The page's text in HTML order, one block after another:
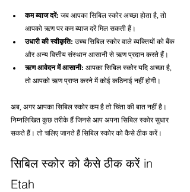
कम ब्याज दरें: जब आपका सिबिल स्कोर अच्छा होता है, तो
आपको ऋण पर कम ब्याज दरें मिल सकती हैं।
उधारी की स्वीकृति: उच्च सिबिल स्कोर वाले व्यक्तियों को बैंक
और अन्य वित्तीय संस्थान आसानी से ऋण प्रदान करते हैं।
ऋण आवेदन में आसानी: आपका सिबिल स्कोर यदि अच्छा है,
तो आपको ऋण प्राप्त करने में कोई कठिनाई नहीं होगी।
अब, अगर आपका सिबिल स्कोर कम है तो चिंता की बात नहीं है।
निम्नलिखित कुछ तरीके हैं जिनसे आप अपना सिबिल स्कोर सुधार
सकते हैं। तो चलिए जानते हैं सिबिल स्कोर को कैसे ठीक करें।
सिबिल स्कोर को कैसे ठीक करें in
Etah